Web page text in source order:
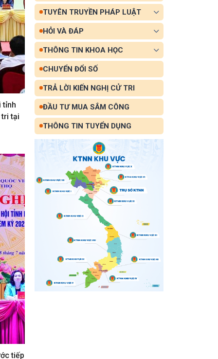
tỉnh
tại
tiếp
TUYÊN TRUYỀN PHÁP LUẬT
HỎI VÀ ĐÁP
THÔNG TIN KHOA HỌC
CHUYỂN ĐỔI SỐ
TRẢ LỜI KIẾN NGHỊ CỬ TRI
ĐẦU TƯ MUA SẮM CÔNG
THÔNG TIN TUYỂN DỤNG